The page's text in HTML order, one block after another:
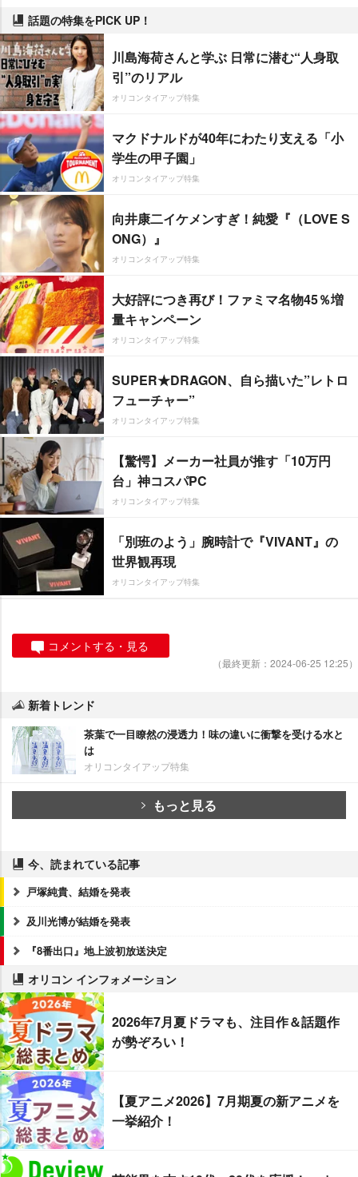
話題の特集をPICK UP！
川島海荷さんと学ぶ 日常に潜む“人身取
引”のリアル
オリコンタイアップ特集
マクドナルドが40年にわたり支える「小
学生の甲子園」
オリコンタイアップ特集
向井康二イケメンすぎ！純愛『（LOVE S
ONG）』
オリコンタイアップ特集
大好評につき再び！ファミマ名物45％増
量キャンペーン
オリコンタイアップ特集
SUPER★DRAGON、自ら描いた”レトロ
フューチャー”
オリコンタイアップ特集
【驚愕】メーカー社員が推す「10万円
台」神コスパPC
オリコンタイアップ特集
「別班のよう」腕時計で『VIVANT』の
世界観再現
オリコンタイアップ特集
コメントする・見る
（最終更新：2024-06-25 12:25）
新着トレンド
茶葉で一目瞭然の浸透力！味の違いに衝撃を受ける水と
は
オリコンタイアップ特集
もっと見る
今、読まれている記事
戸塚純貴、結婚を発表
及川光博が結婚を発表
『8番出口』地上波初放送決定
オリコン インフォメーション
2026年7月夏ドラマも、注目作＆話題作
が勢ぞろい！
【夏アニメ2026】7月期夏の新アニメを
一挙紹介！